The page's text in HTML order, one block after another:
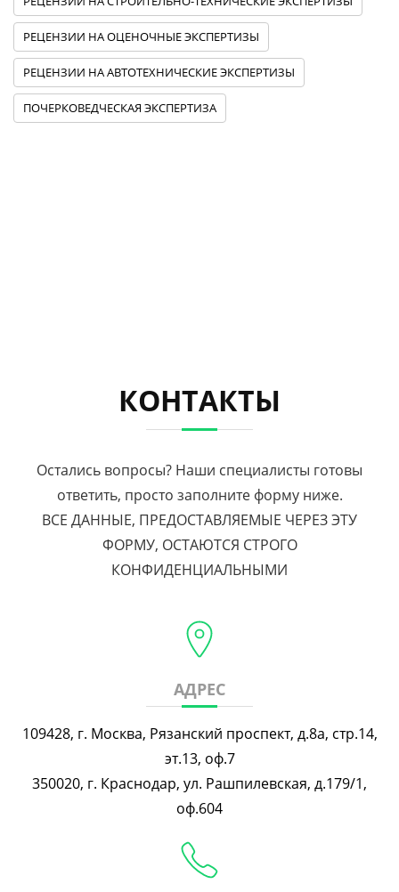
РЕЦЕНЗИИ НА ОЦЕНОЧНЫЕ ЭКСПЕРТИЗЫ
РЕЦЕНЗИИ НА АВТОТЕХНИЧЕСКИЕ ЭКСПЕРТИЗЫ
ПОЧЕРКОВЕДЧЕСКАЯ ЭКСПЕРТИЗА
КОНТАКТЫ
Остались вопросы? Наши специалисты готовы
ответить, просто заполните форму ниже.
ВСЕ ДАННЫЕ, ПРЕДОСТАВЛЯЕМЫЕ ЧЕРЕЗ ЭТУ
ФОРМУ, ОСТАЮТСЯ СТРОГО
КОНФИДЕНЦИАЛЬНЫМИ
АДРЕС
109428, г. Москва, Рязанский проспект, д.8а, стр.14,
эт.13, оф.7
350020, г. Краснодар, ул. Рашпилевская, д.179/1,
оф.604